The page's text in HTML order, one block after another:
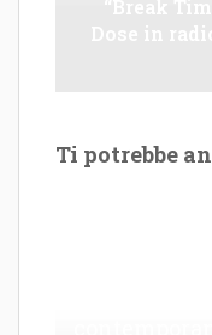
Ti potrebbe